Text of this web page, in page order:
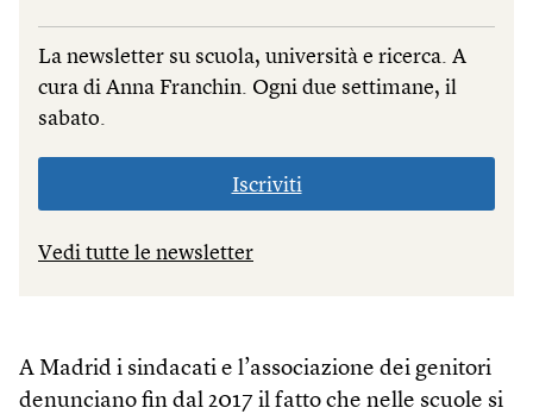
La newsletter su scuola, università e ricerca. A
cura di Anna Franchin. Ogni due settimane, il
sabato.
Iscriviti
Vedi tutte le newsletter
A Madrid i sindacati e l’associazione dei genitori
denunciano fin dal 2017 il fatto che nelle scuole si